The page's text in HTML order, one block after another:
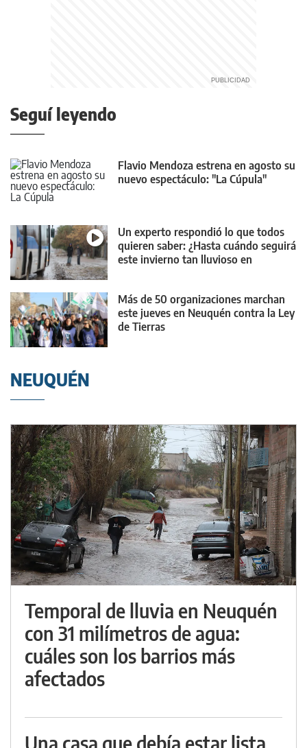
Seguí leyendo
Flavio Mendoza estrena en agosto su
nuevo espectáculo: "La Cúpula"
Un experto respondió lo que todos
quieren saber: ¿Hasta cuándo seguirá
este invierno tan lluvioso en
Más de 50 organizaciones marchan
este jueves en Neuquén contra la Ley
de Tierras
NEUQUÉN
Temporal de lluvia en Neuquén
con 31 milímetros de agua:
cuáles son los barrios más
afectados
Una casa que debía estar lista